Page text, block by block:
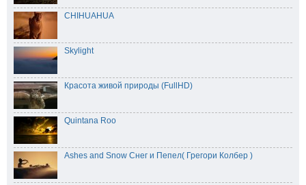
CHIHUAHUA
Skylight
Красота живой природы (FullHD)
Quintana Roo
Ashes and Snow Снег и Пепел( Грегори Колбер )